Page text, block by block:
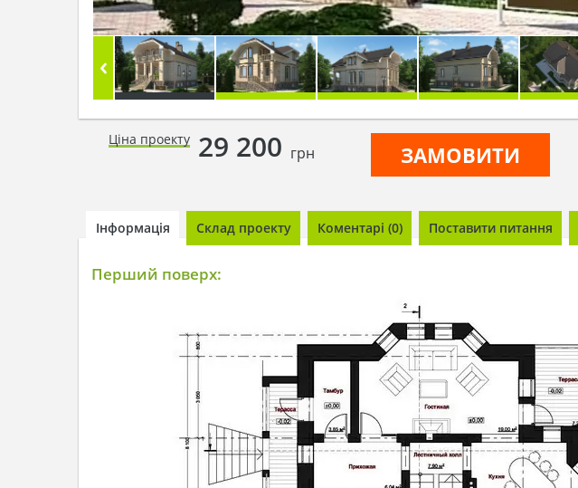
Ціна проекту 29 200 грн ЗАМОВИТИ
Інформація Склад проекту Коментарі (0) Поставити питання
Перший поверх: